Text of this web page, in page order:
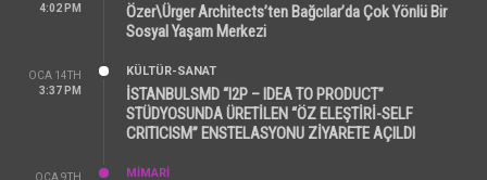
4:02 PM
Özer\Ürger Architects’ten Bağcılar’da Çok Yönlü Bir
Sosyal Yaşam Merkezi
OCA 14TH
3:37 PM
KÜLTÜR-SANAT
İSTANBULSMD “I2P – IDEA TO PRODUCT”
STÜDYOSUNDA ÜRETİLEN “ÖZ ELEŞTİRİ-SELF
CRITICISM” ENSTELASYONU ZİYARETE AÇILDI
OCA 9TH
MİMARİ